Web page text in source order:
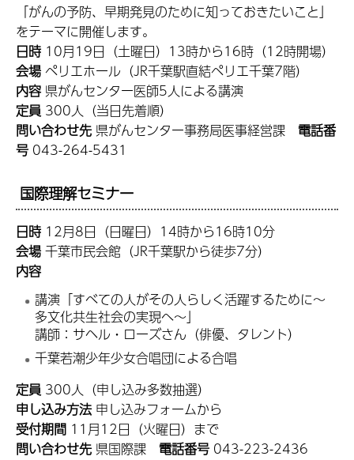
「がんの予防、早期発見のために知っておきたいこと」
をテーマに開催します。
日時 10月19日（土曜日）13時から16時（12時開場）
会場 ペリエホール（JR千葉駅直結ペリエ千葉7階）
内容県がんセンター医師5人による講演
定員 300人（当日先着順）
問い合わせ先 県がんセンター事務局医事経営課 電話番
号 043-264-5431
国際理解セミナー
日時 12月8日（日曜日）14時から16時10分
会場 千葉市民会館（JR千葉駅から徒歩7分）
内容
講演「すべての人がその人らしく活躍するために～
多文化共生社会の実現へ～」
講師：サヘル・ローズさん（俳優、タレント）
千葉若潮少年少女合唱団による合唱
定員300人（申し込み多数抽選）
申し込み方法申し込みフォームから
受付期間 11月12日（火曜日）まで
問い合わせ先 県国際課 電話番号 043-223-2436